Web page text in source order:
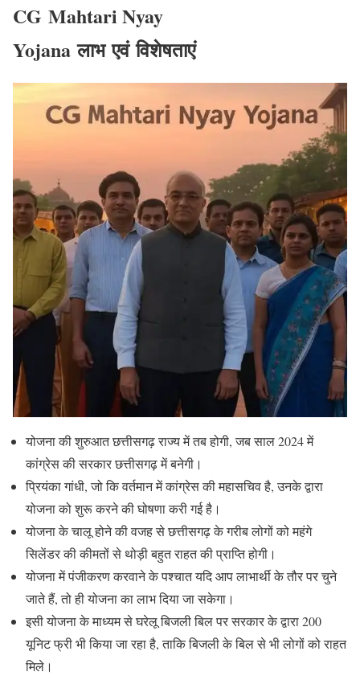
CG Mahtari Nyay
Yojana लाभ एवं विशेषताएं
योजना की शुरुआत छत्तीसगढ़ राज्य में तब होगी, जब साल 2024 में
कांग्रेस की सरकार छत्तीसगढ़ में बनेगी।
प्रियंका गांधी, जो कि वर्तमान में कांग्रेस की महासचिव है, उनके द्वारा
योजना को शुरू करने की घोषणा करी गई है।
योजना के चालू होने की वजह से छत्तीसगढ़ के गरीब लोगों को महंगे
सिलेंडर की कीमतों से थोड़ी बहुत राहत की प्राप्ति होगी।
योजना में पंजीकरण करवाने के पश्चात यदि आप लाभार्थी के तौर पर चुने
जाते हैं, तो ही योजना का लाभ दिया जा सकेगा।
इसी योजना के माध्यम से घरेलू बिजली बिल पर सरकार के द्वारा 200
यूनिट फ्री भी किया जा रहा है, ताकि बिजली के बिल से भी लोगों को राहत
मिले।